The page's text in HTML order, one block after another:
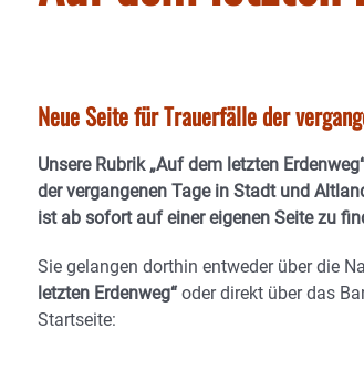
Neue Seite für Trauerfälle der
Unsere Rubrik „Auf dem letzten
der vergangenen Tage in Stadt und
ist ab sofort auf einer eigenen Seite zu
Sie gelangen dorthin entweder über die
letzten Erdenweg“ oder direkt über das
Startseite: